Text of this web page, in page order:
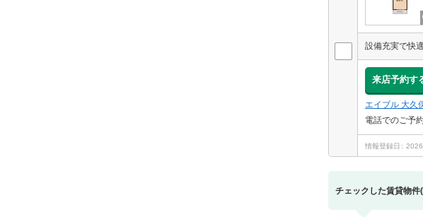
来店予約す
エイブル 大久
電話でのご予
情報登録日
チェックした賃貸物件